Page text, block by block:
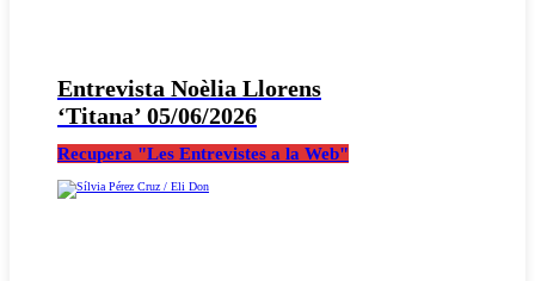
Entrevista Noèlia Llorens
‘Titana’ 05/06/2026
Recupera "Les Entrevistes a la Web"